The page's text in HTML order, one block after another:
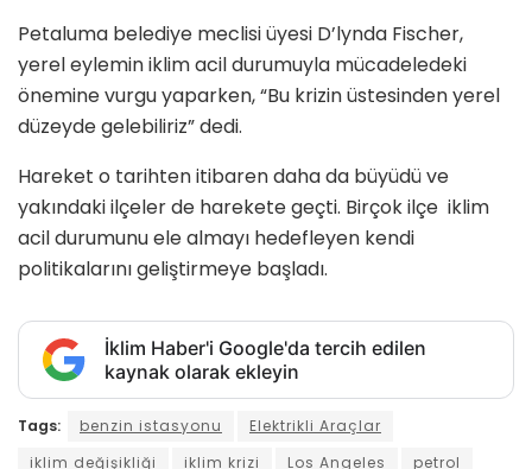
Petaluma belediye meclisi üyesi D’lynda Fischer,
yerel eylemin iklim acil durumuyla mücadeledeki
önemine vurgu yaparken, “Bu krizin üstesinden yerel
düzeyde gelebiliriz” dedi.
Hareket o tarihten itibaren daha da büyüdü ve
yakındaki ilçeler de harekete geçti. Birçok ilçe iklim
acil durumunu ele almayı hedefleyen kendi
politikalarını geliştirmeye başladı.
İklim Haber'i Google'da tercih edilen
kaynak olarak ekleyin
Tags: benzin istasyonu
Elektrikli Araçlar
iklim değişikliği
iklim krizi Los Angeles petrol